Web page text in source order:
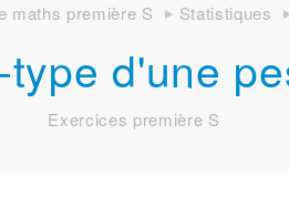
maths première S Statistiques
d'une
Exercices première S